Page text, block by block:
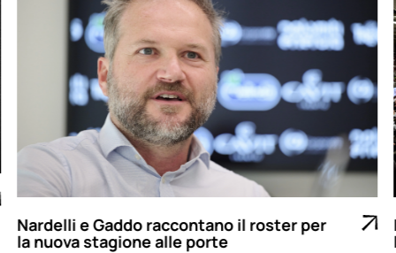
Nardelli e Gaddo raccontano il roster per
la nuova stagione alle porte